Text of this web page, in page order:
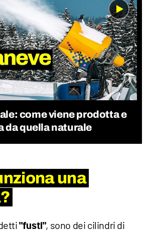
come viene prodotta e
da quella naturale
una
"fusti", sono dei cilindri di